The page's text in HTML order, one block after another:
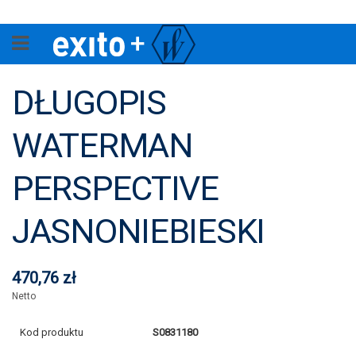
DŁUGOPIS
WATERMAN
PERSPECTIVE
JASNONIEBIESKI
470,76 zł
Netto
Kod produktu S0831180